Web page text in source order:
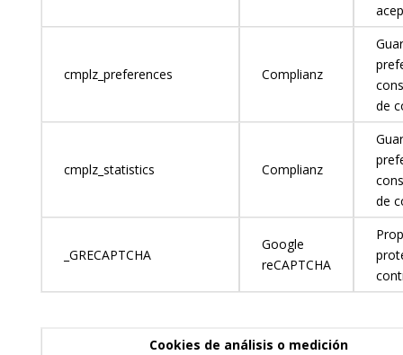
cmplz_preferences Complianz
de
cmplz_statistics Complianz
de
_GRECAPTCHA
Google
reCAPTCHA
Cookies de análisis o medición